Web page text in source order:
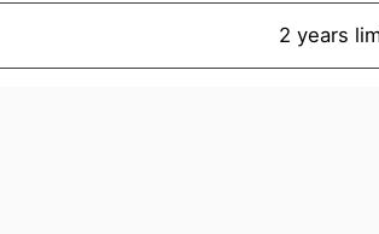
2 years